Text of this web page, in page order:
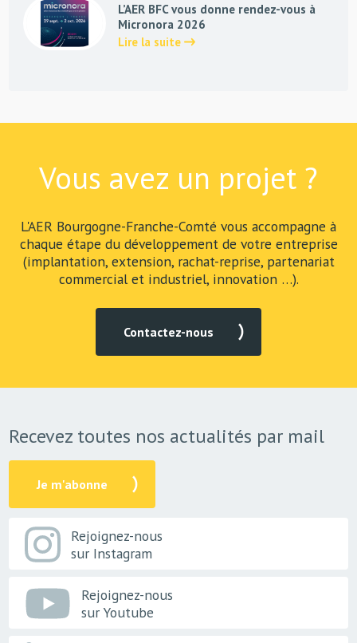
L’AER BFC vous donne rendez-vous à
Micronora 2026
Lire la suite
Vous avez un projet ?
L'AER Bourgogne-Franche-Comté vous accompagne à
chaque étape du développement de votre entreprise
(implantation, extension, rachat-reprise, partenariat
commercial et industriel, innovation …).
Contactez-nous
Recevez toutes nos actualités par mail
Je m'abonne
Rejoignez-nous
sur Instagram
Rejoignez-nous
sur Youtube